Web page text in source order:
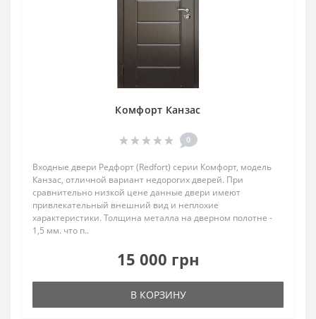
Комфорт Канзас
0
Входные двери Редфорт (Redfort) серии Комфорт, модель
Канзас, отличной вариант недорогих дверей. При
сравнительно низкой цене данные двери имеют
привлекательный внешний вид и неплохие
характеристики. Толщина металла на дверном полотне -
1,5 мм. что п..
15 000 грн
В КОРЗИНУ